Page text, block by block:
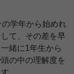
学年から始めれ
て、その差を早
緒に1年生から
の中の理解度を
。